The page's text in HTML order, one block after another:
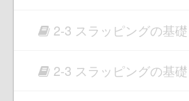
2-3 スラッピングの基
2-3 スラッピングの基